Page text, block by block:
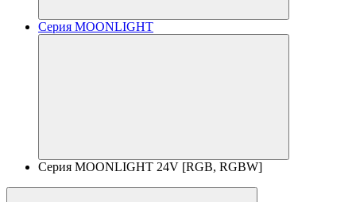
Серия MOONLIGHT
Серия MOONLIGHT 24V [RGB, RGBW]